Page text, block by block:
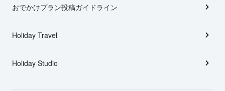
おでかけプラン投稿ガイドライン
Holiday Travel
Holiday Studio